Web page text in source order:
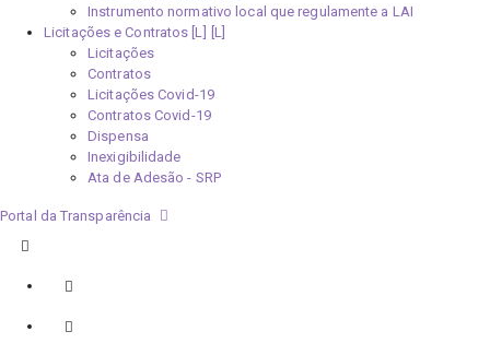
Instrumento normativo local que regulamente a LAI
Licitações e Contratos [L]
Licitações
Contratos
Licitações Covid-19
Contratos Covid-19
Dispensa
Inexigibilidade
Ata de Adesão - SRP
Portal da Transparência